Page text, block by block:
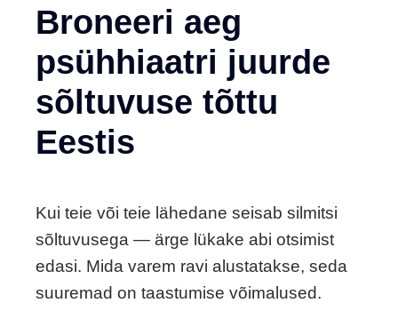
Broneeri aeg
psühhiaatri juurde
sõltuvuse tõttu
Eestis
Kui teie või teie lähedane seisab silmitsi
sõltuvusega — ärge lükake abi otsimist
edasi. Mida varem ravi alustatakse, seda
suuremad on taastumise võimalused.